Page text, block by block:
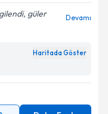
ilişkinAydınlatma
belirtilen
güler
Devamı
Haritada Göster